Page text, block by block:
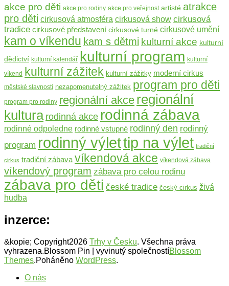
akce pro děti akce pro rodiny akce pro veřejnost artisté atrakce
pro děti cirkusová atmosféra cirkusová show cirkusová
tradice cirkusové představení cirkusové turné cirkusové umění
kam o víkendu kam s dětmi kulturní akce kulturní
dědictví kulturní kalendář kulturní program kulturní
víkend kulturní zážitek kulturní zážitky moderní cirkus
městské slavnosti nezapomenutelný zážitek program pro děti
program pro rodiny regionální akce regionální
kultura rodinná akce rodinná zábava
rodinné odpoledne rodinné vstupné rodinný den rodinný
program rodinný výlettip na výlet tradiční
cirkus tradiční zábava víkendová akce víkendová zábava
víkendový program zábava pro celou rodinu
zábava pro děti české tradice český cirkus živá
hudba
inzerce:
&kopie; Copyright2026 Trhy v Česku. Všechna práva
vyhrazena.Blossom Pin | vyvinutý společnostíBlossom
Themes.Poháněno WordPress.
O nás